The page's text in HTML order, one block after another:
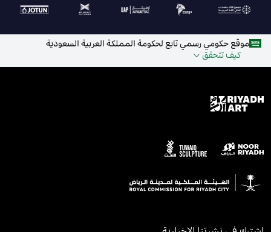
موقع حكومي رسمي تابع لحكومة المملكة العربية السعودية
كيف تتحقق